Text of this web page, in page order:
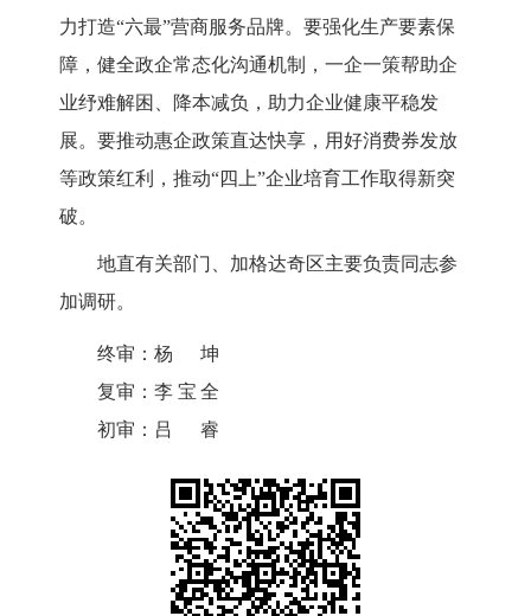
力打造“六最”营商服务品牌。要强化生产要素保
障，健全政企常态化沟通机制，一企一策帮助企
业纾难解困、降本减负，助力企业健康平稳发
展。要推动惠企政策直达快享，用好消费券发放
等政策红利，推动“四上”企业培育工作取得新突
破。
地直有关部门、加格达奇区主要负责同志参
加调研。
终审： 杨坤
复审： 李宝全
初审： 吕睿